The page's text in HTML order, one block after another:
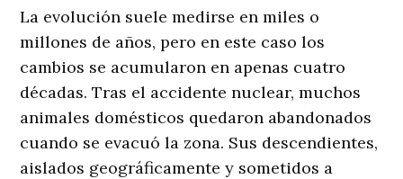
La evolución suele medirse en miles o
millones de años, pero en este caso los
cambios se acumularon en apenas cuatro
décadas. Tras el accidente nuclear, muchos
animales domésticos quedaron abandonados
cuando se evacuó la zona. Sus descendientes,
aislados geográficamente y sometidos a